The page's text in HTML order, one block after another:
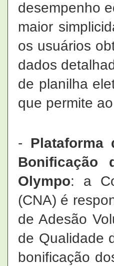
desempenho
maior
os usuários
dados
de planilha
que permite
- Plataforma
Bonificação
Olympo: a
(CNA) é
de Adesão
de Qualidade
bonificação